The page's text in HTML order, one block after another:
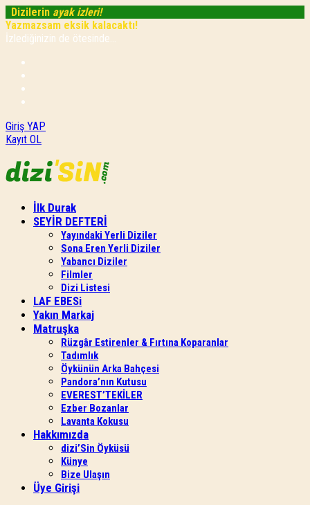
Dizilerin ayak izleri!
Yazmazsam eksik kalacaktı!
İzlediğinizin de ötesinde...
Giriş YAP
Kayıt OL
İlk Durak
SEYİR DEFTERİ
Yayındaki Yerli Diziler
Sona Eren Yerli Diziler
Yabancı Diziler
Filmler
Dizi Listesi
LAF EBESi
Yakın Markaj
Matruşka
Rüzgâr Estirenler & Fırtına Koparanlar
Tadımlık
Öykünün Arka Bahçesi
Pandora’nın Kutusu
EVEREST’TEKİLER
Ezber Bozanlar
Lavanta Kokusu
Hakkımızda
dizi’Sin Öyküsü
Künye
Bize Ulaşın
Üye Girişi